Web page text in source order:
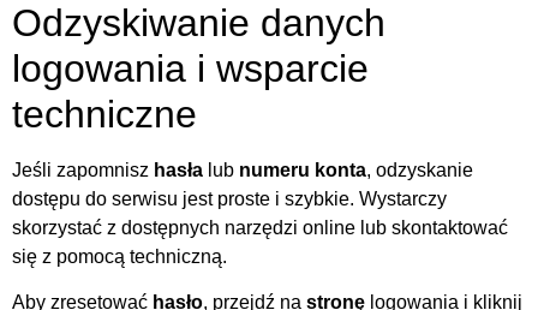
Odzyskiwanie danych
logowania i wsparcie
techniczne
Jeśli zapomnisz hasła lub numeru konta, odzyskanie
dostępu do serwisu jest proste i szybkie. Wystarczy
skorzystać z dostępnych narzędzi online lub skontaktować
się z pomocą techniczną.
Aby zresetować hasło, przejdź na stronę logowania i kliknij